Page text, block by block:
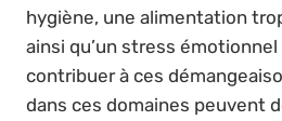
hygiène, une alimentation
ainsi qu’un stress
contribuer à ces
dans ces domaines peuvent